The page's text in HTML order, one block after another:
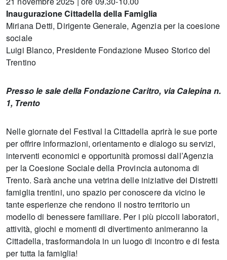
Inaugurazione Cittadella della Famiglia
Miriana Detti, Dirigente Generale, Agenzia per la coesione
sociale
Luigi Blanco, Presidente Fondazione Museo Storico del
Trentino
Presso le sale della Fondazione Caritro, via Calepina n.
1, Trento
Nelle giornate del Festival la Cittadella aprirà le sue porte
per offrire informazioni, orientamento e dialogo su servizi,
interventi economici e opportunità promossi dall’Agenzia
per la Coesione Sociale della Provincia autonoma di
Trento. Sarà anche una vetrina delle iniziative dei Distretti
famiglia trentini, uno spazio per conoscere da vicino le
tante esperienze che rendono il nostro territorio un
modello di benessere familiare. Per i più piccoli laboratori,
attività, giochi e momenti di divertimento animeranno la
Cittadella, trasformandola in un luogo di incontro e di festa
per tutta la famiglia!